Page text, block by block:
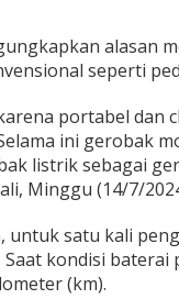
alasan
seperti
portabel dan
ini gerobak
listrik sebagai
Minggu (14/7/
untuk satu kali
Saat kondisi
(km).